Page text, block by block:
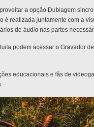
a opção Dublagem
é realizada juntamente com a
de áudio nas partes
podem acessar o Gravador
educacionais e fãs de